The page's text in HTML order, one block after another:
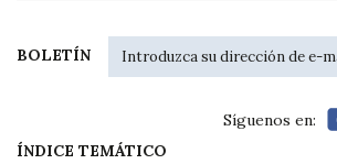
BOLETÍN
Síguenos en:
ÍNDICE TEMÁTICO